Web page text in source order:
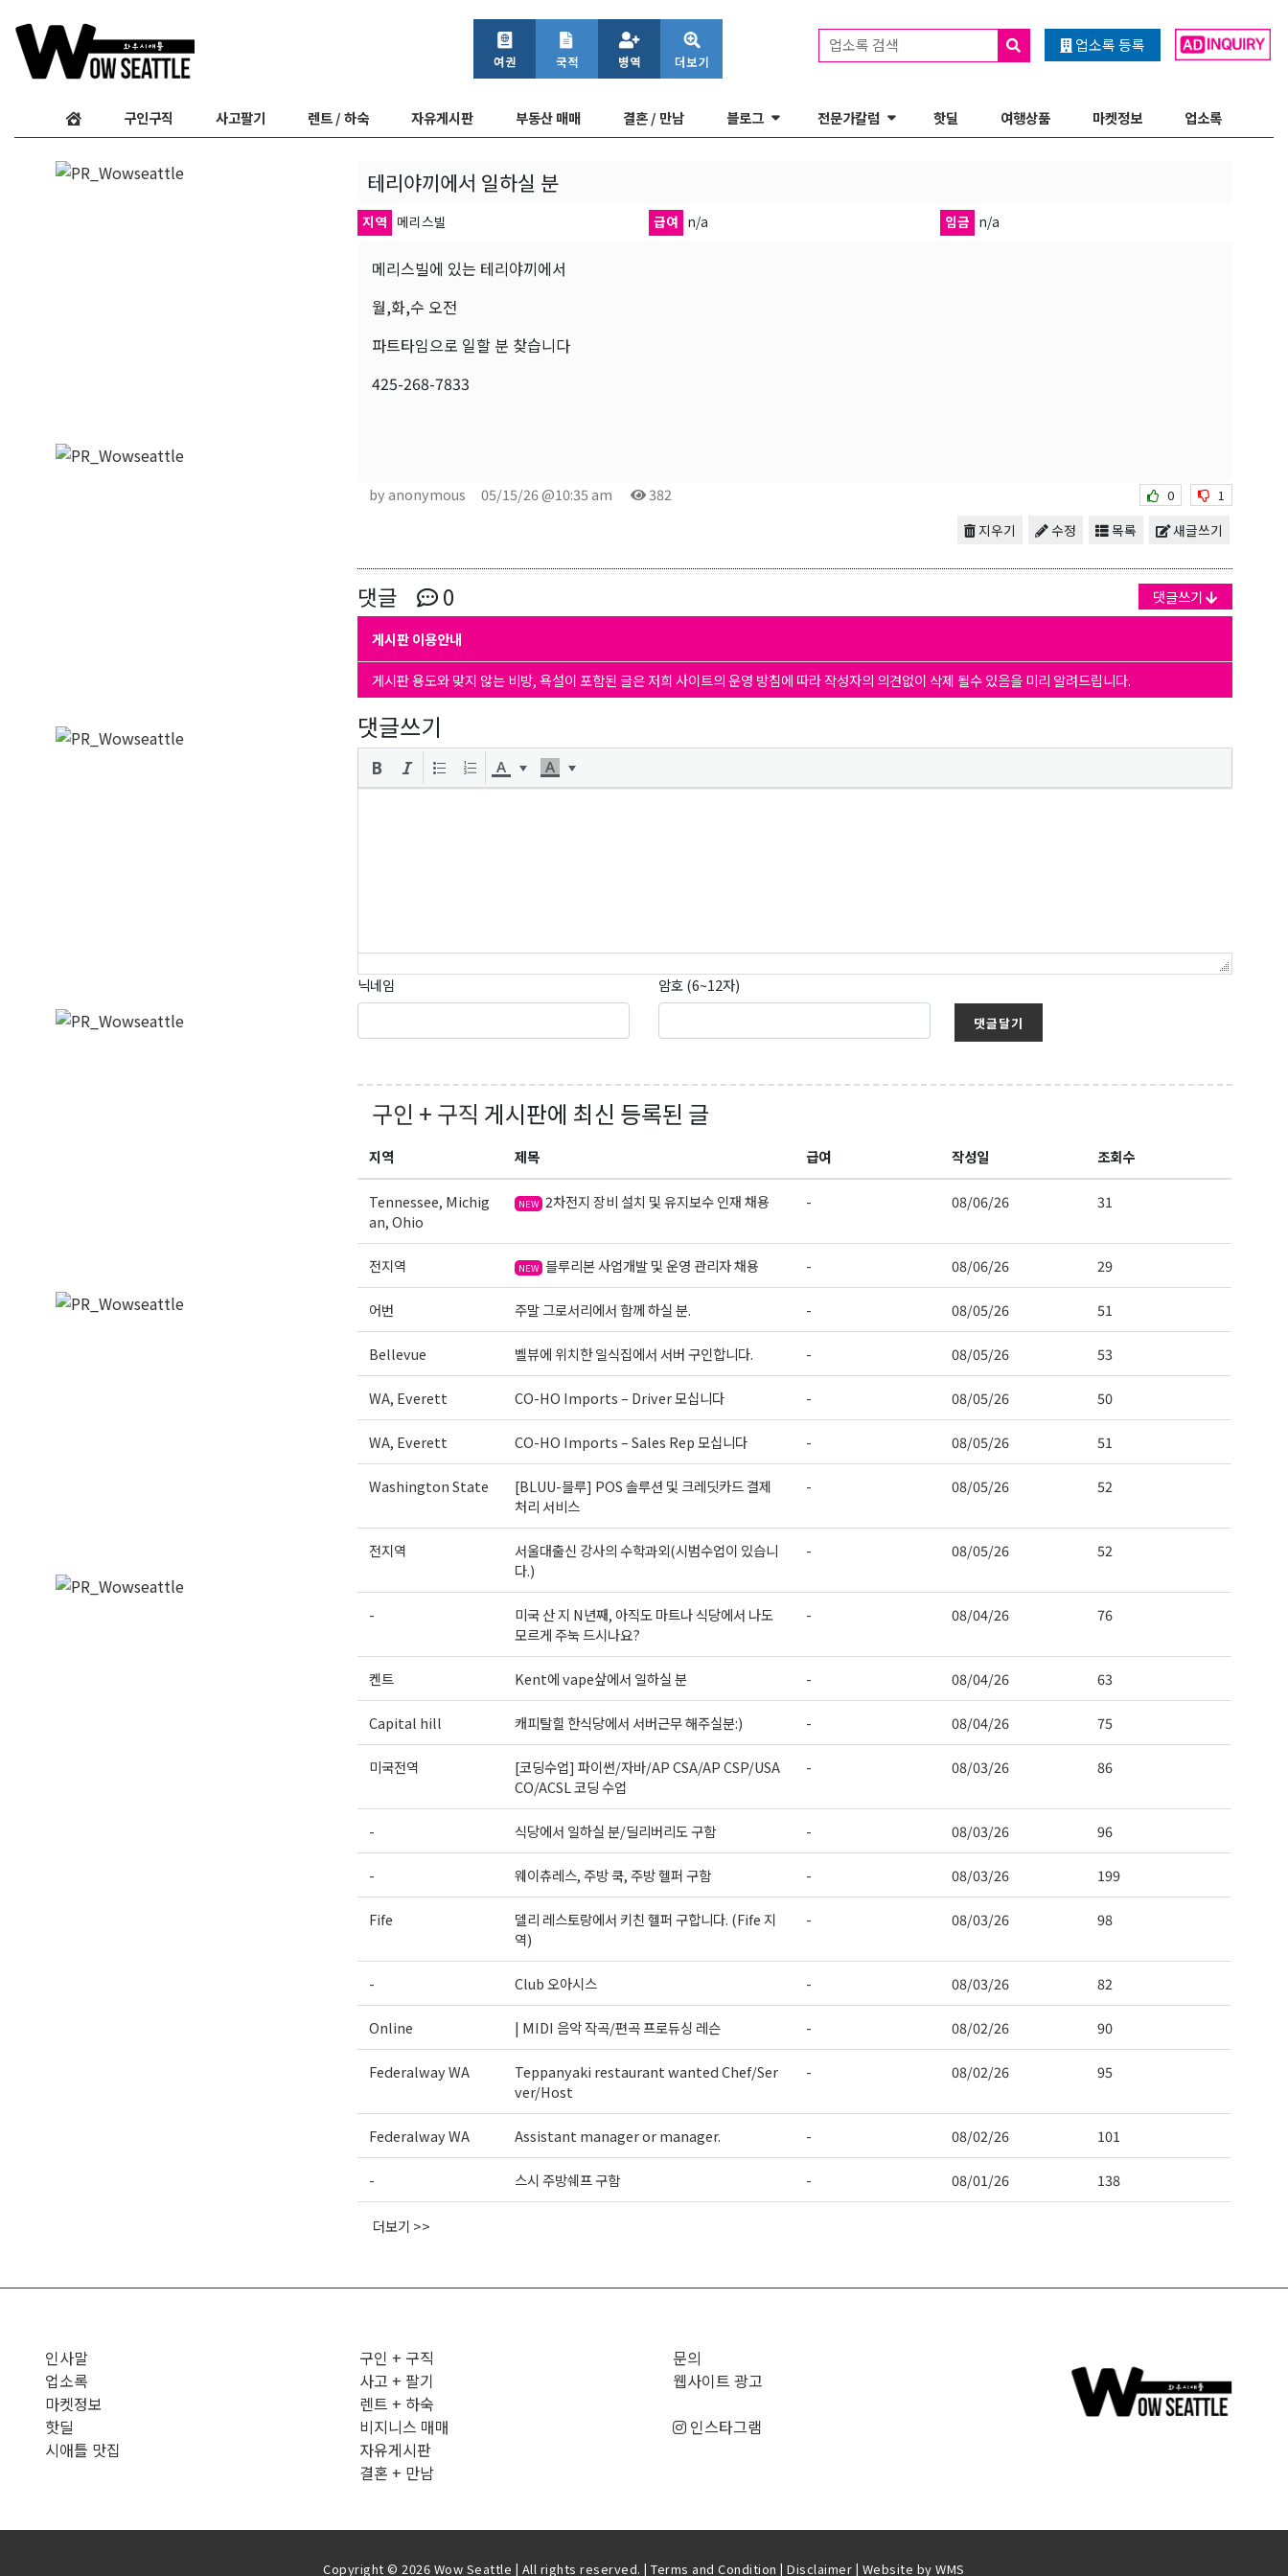
업소록 등록
업소록 검색
구인구직 사고팔기 렌트 / 하숙 자유게시판 부동산 매매 결혼 / 만남 블로그 전문가칼럼 핫딜 여행상품 마켓정보 업소록
테리야끼에서 일하실 분
지역 메리스빌 급여 n/a 임금 n/a
메리스빌에 있는 테리야끼에서
월,화,수 오전
파트타임으로 일할 분 찾습니다
425-268-7833
by anonymous 05/15/26 @10:35 am 382 0 1
새글쓰기
목록
수정
지우기
댓글 0 댓글쓰기
게시판 이용안내
게시판 용도와 맞지 않는 비방, 욕설이 포함된 글은 저희 사이트의 운영 방침에 따라 작성자의 의견없이 삭제 될수 있음을 미리 알려드립니다.
댓글쓰기
닉네임 암호 (6~12자)
댓글달기
구인 + 구직 게시판에 최신 등록된 글
지역 제목 급여 작성일 조회수
Tennessee, Michig
an, Ohio
NEW 2차전지 장비 설치 및 유지보수 인재 채용 - 08/06/26 31
전지역 NEW 블루리본 사업개발 및 운영 관리자 채용 - 08/06/26 29
어번 주말 그로서리에서 함께 하실 분. - 08/05/26 51
Bellevue 벨뷰에 위치한 일식집에서 서버 구인합니다. - 08/05/26 53
WA, Everett CO-HO Imports – Driver 모십니다 - 08/05/26 50
WA, Everett CO-HO Imports – Sales Rep 모십니다 - 08/05/26 51
Washington State
[BLUU-블루] POS 솔루션 및 크레딧카드 결제
처리 서비스
- 08/05/26 52
전지역
서울대출신 강사의 수학과외(시범수업이 있습니
다.)
- 08/05/26 52
-
미국 산 지 N년째, 아직도 마트나 식당에서 나도
모르게 주눅 드시나요?
- 08/04/26 76
켄트 Kent에 vape샆에서 일하실 분 - 08/04/26 63
Capital hill 캐피탈힐 한식당에서 서버근무 해주실분:) - 08/04/26 75
미국전역
[코딩수업] 파이썬/자바/AP CSA/AP CSP/USA
CO/ACSL 코딩 수업
- 08/03/26 86
- 식당에서 일하실 분/딜리버리도 구함 - 08/03/26 96
- 웨이츄레스, 주방 쿡, 주방 헬퍼 구함 - 08/03/26 199
Fife
델리 레스토랑에서 키친 헬퍼 구합니다. (Fife 지
역)
- 08/03/26 98
- Club 오아시스 - 08/03/26 82
Online | MIDI 음악 작곡/편곡 프로듀싱 레슨 - 08/02/26 90
Federalway WA
Teppanyaki restaurant wanted Chef/Ser
ver/Host
- 08/02/26 95
Federalway WA Assistant manager or manager. - 08/02/26 101
- 스시 주방쉐프 구함 - 08/01/26 138
더보기 >>
인사말
업소록
마켓정보
핫딜
시애틀 맛집
구인 + 구직
사고 + 팔기
렌트 + 하숙
비지니스 매매
자유게시판
결혼 + 만남
문의
웹사이트 광고
인스타그램
Copyright © 2026 Wow Seattle | All rights reserved. |Terms and Condition |Disclaimer | Website byWMS